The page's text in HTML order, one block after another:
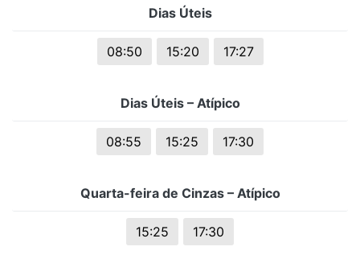
Dias Úteis
08:50 15:20 17:27
Dias Úteis – Atípico
08:55 15:25 17:30
Quarta-feira de Cinzas – Atípico
15:25 17:30